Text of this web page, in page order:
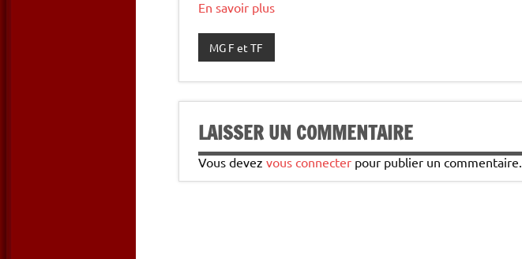
En savoir plus
MG F et TF
LAISSER UN COMMENTAIRE
Vous devez vous connecter pour publier un commentaire.